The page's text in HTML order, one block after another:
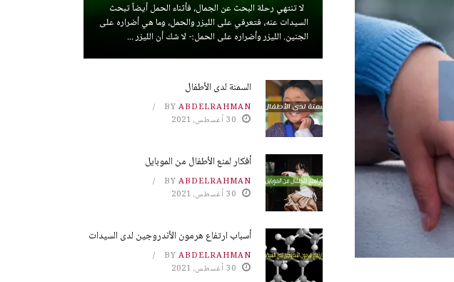
لا تنتهي رحلة البحث عن الجمال، فأثناء الحمل أيضاً تبحث
السيدات عنه، فتعرفي على الليزر والحمل، وما هي أضراره على
الجنين. الليزر وأضراره على الحمل:- لا شك أن الليزر ...
السمنة لدى الأطفال
BY ABDELRAHMAN
30 أغسطس، 2021
أفكار لمنع الأطفال من الموبايل
BY ABDELRAHMAN
30 أغسطس، 2021
أسباب ارتفاع هرمون الأندروجين لدى السيدات
BY ABDELRAHMAN
30 أغسطس، 2021